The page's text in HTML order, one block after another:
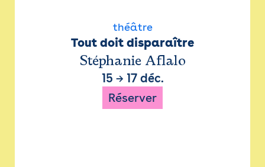
théâtre
Tout doit disparaître
Stéphanie Aflalo
15 → 17 déc.
Réserver